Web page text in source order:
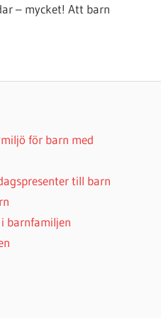
– mycket! Att barn
för barn med
till barn
barnfamiljen